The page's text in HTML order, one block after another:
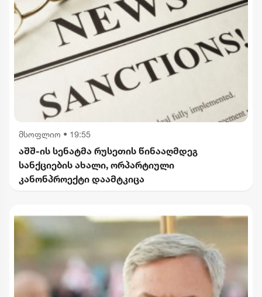
მსოფლიო • 19:55
აშშ-ის სენატმა რუსეთის წინააღმდეგ
სანქციების ახალი, ორპარტიული
კანონპროექტი დაამტკიცა